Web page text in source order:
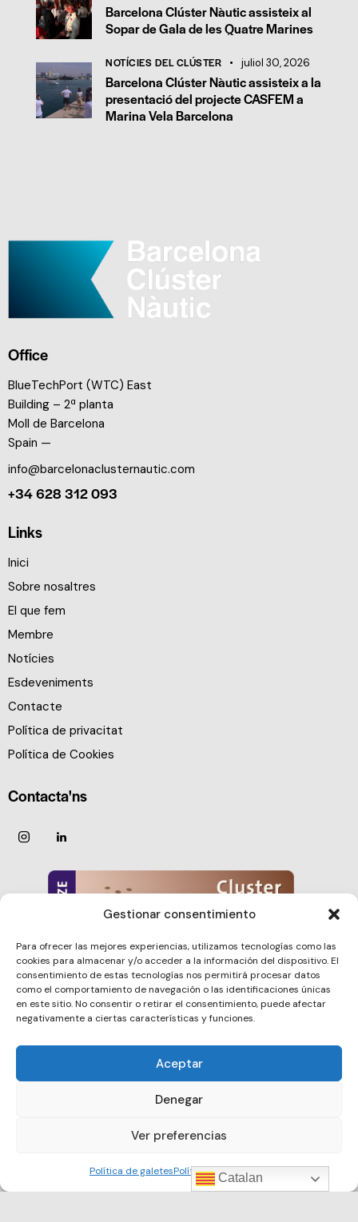
Gestionar consentimiento
Para ofrecer las mejores experiencias, utilizamos tecnologías como las
cookies para almacenar y/o acceder a la información del dispositivo. El
consentimiento de estas tecnologías nos permitirá procesar datos
como el comportamiento de navegación o las identificaciones únicas
en este sitio. No consentir o retirar el consentimiento, puede afectar
negativamente a ciertas características y funciones.
Aceptar
Denegar
Ver preferencias
Política de galetesPolítica de privacitat
Barcelona Clúster Nàutic assisteix al
Sopar de Gala de les Quatre Marines
NOTÍCIES DEL CLÚSTER juliol 30, 2026
Barcelona Clúster Nàutic assisteix a la
presentació del projecte CASFEM a
Marina Vela Barcelona
Office
BlueTechPort (WTC) East
Building – 2ª planta
Moll de Barcelona
Spain —
info@barcelonaclusternautic.com
+34 628 312 093
Links
Inici
Sobre nosaltres
El que fem
Membre
Notícies
Esdeveniments
Contacte
Política de privacitat
Política de Cookies
Contacta'ns
Barcelona Clúster Nautic © 2026. All rights reserved.
Catalan